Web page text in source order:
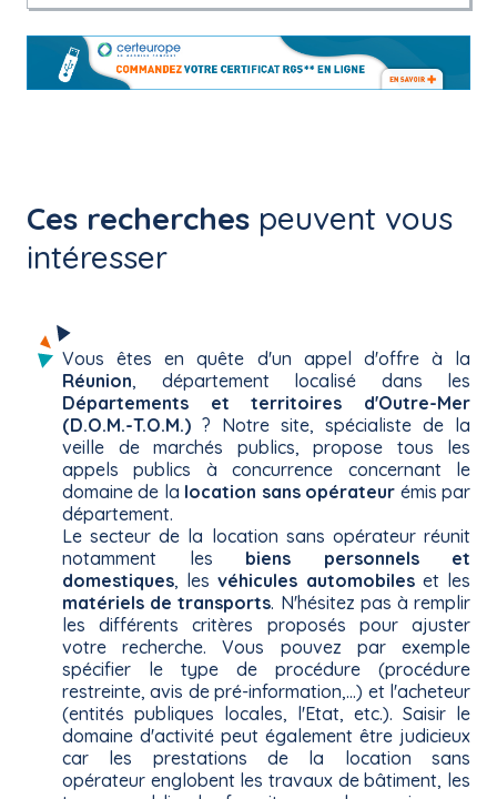
Ces recherches peuvent vous
intéresser
Vous êtes en quête d'un appel d'offre à la
Réunion, département localisé dans les
Départements et territoires d'Outre-Mer
(D.O.M.-T.O.M.) ? Notre site, spécialiste de la
veille de marchés publics, propose tous les
appels publics à concurrence concernant le
domaine de la location sans opérateur émis par
département.
Le secteur de la location sans opérateur réunit
notamment les biens personnels et
domestiques, lesvéhicules automobileset les
matériels de transports. N'hésitez pas à remplir
les différents critères proposés pour ajuster
votre recherche. Vous pouvez par exemple
spécifier le type de procédure (procédure
restreinte, avis de pré-information,...) et l'acheteur
(entités publiques locales, l'Etat, etc.). Saisir le
domaine d'activité peut également être judicieux
car les prestations de la location sans
opérateur englobent les travaux de bâtiment, les